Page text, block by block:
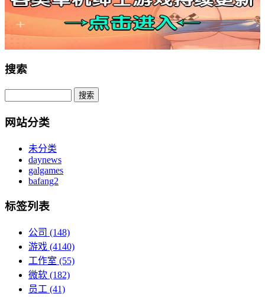
搜索
网站分类
未分类
daynews
galgames
bafang2
标签列表
公司 (148)
游戏 (4140)
工作室 (55)
微软 (182)
员工 (41)